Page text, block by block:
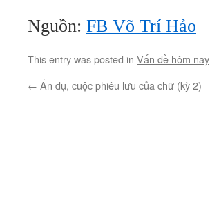
Nguồn: FB Võ Trí Hảo
This entry was posted in Vấn đề hôm nay
← Ẩn dụ, cuộc phiêu lưu của chữ (kỳ 2)